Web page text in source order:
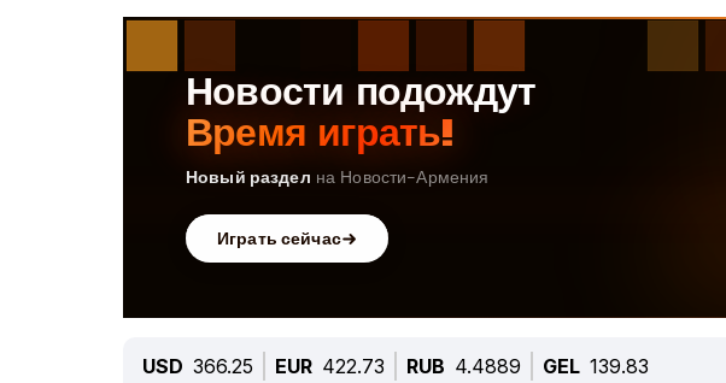
USD 366.25 EUR 422.73 RUB 4.4889 GEL 139.83